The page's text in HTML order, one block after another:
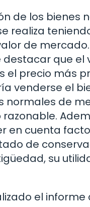
de los bienes
realiza
de mercado.
que el
el precio más
venderse el
normales de
razonable.
en cuenta
de
su
el informe